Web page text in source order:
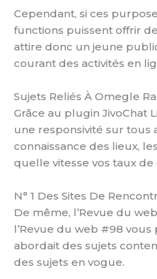
Cependant, si ces
functions puissent offrir
attire donc un jeune
courant des activités en
Sujets Reliés À Omegle
Grâce au plugin JivoChat
une responsivité sur tous
connaissance des lieux,
quelle vitesse vos taux
N° 1 Des Sites De
De même, l’Revue du
l’Revue du web #98
abordait des sujets
des sujets en vogue.